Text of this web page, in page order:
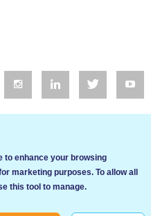
to enhance your browsing
marketing purposes. To allow all
this tool to manage.
подобрим услугите си. Ако
сайт, ние приемаме, че се